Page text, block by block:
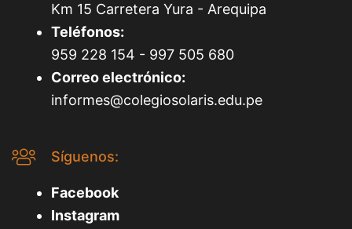
Km 15 Carretera Yura - Arequipa
Teléfonos:
959 228 154 - 997 505 680
Correo electrónico:
informes@colegiosolaris.edu.pe
Síguenos:
Facebook
Instagram